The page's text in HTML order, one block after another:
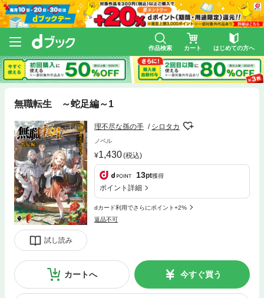
作品検索 カート はじめての方へ
無職転生 ～蛇足編～1
試し読み
理不尽な孫の手 シロタカ
ノベル
1,430(税込)
13pt獲得
ポイント詳細
dカード利用でさらにポイント+2%
返品不可
カートへ 今すぐ買う